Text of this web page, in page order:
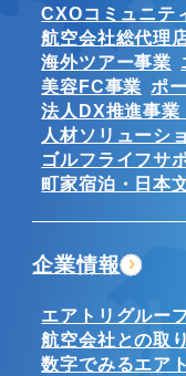
CXOコミュニテ
航空会社総代理
海外ツアー事業
美容FC事業 ポ
法人DX推進事業
人材ソリューシ
ゴルフライフサ
町家宿泊・日本
企業情報
エアトリグルー
航空会社との取
数字でみるエア